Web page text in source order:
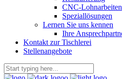
CNC-Lohnarbeiten
Speziallösungen
Lernen Sie uns kennen
Ihre
Kontakt zur Tischlerei
Stellenangebote